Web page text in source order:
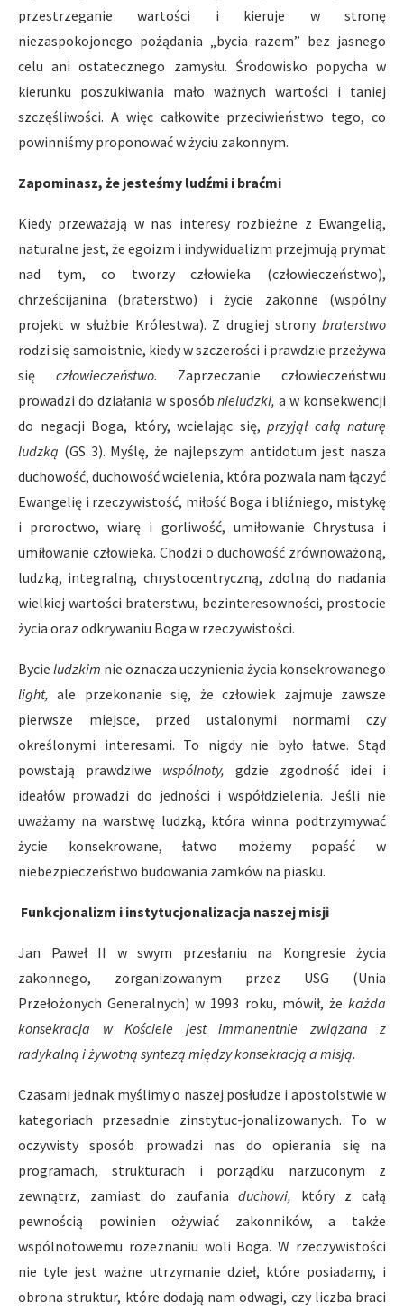
przestrzeganie wartości i kieruje w stronę
niezaspokojonego pożądania „bycia razem” bez jasnego
celu ani ostatecznego zamysłu. Środowisko popycha w
kierunku poszukiwania mało ważnych wartości i taniej
szczęśliwości. A więc całkowite przeciwieństwo tego, co
powinniśmy proponować w życiu zakonnym.
Zapominasz, że jesteśmy ludźmi i braćmi
Kiedy przeważają w nas interesy rozbieżne z Ewangelią,
naturalne jest, że egoizm i indywidualizm przejmują prymat
nad tym, co tworzy człowieka (człowieczeństwo),
chrześcijanina (braterstwo) i życie zakonne (wspólny
projekt w służbie Królestwa). Z drugiej strony braterstwo
rodzi się samoistnie, kiedy w szczerości i prawdzie przeżywa
się człowieczeństwo. Zaprzeczanie człowieczeństwu
prowadzi do działania w sposóbnieludzki,a w konsekwencji
do negacji Boga, który, wcielając się, przyjął całą naturę
ludzką (GS 3). Myślę, że najlepszym antidotum jest nasza
duchowość, duchowość wcielenia, która pozwala nam łączyć
Ewangelię i rzeczywistość, miłość Boga i bliźniego, mistykę
i proroctwo, wiarę i gorliwość, umiłowanie Chrystusa i
umiłowanie człowieka. Chodzi o duchowość zrównoważoną,
ludzką, integralną, chrystocentryczną, zdolną do nadania
wielkiej wartości braterstwu, bezinteresowności, prostocie
życia oraz odkrywaniu Boga w rzeczywistości.
Bycie ludzkim nie oznacza uczynienia życia konsekrowanego
light,ale przekonanie się, że człowiek zajmuje zawsze
pierwsze miejsce, przed ustalonymi normami czy
określonymi interesami. To nigdy nie było łatwe. Stąd
powstają prawdziwe wspólnoty, gdzie zgodność idei i
ideałów prowadzi do jedności i współdzielenia. Jeśli nie
uważamy na warstwę ludzką, która winna podtrzymywać
życie konsekrowane, łatwo możemy popaść w
niebezpieczeństwo budowania zamków na piasku.
Funkcjonalizm i instytucjonalizacja naszej misji
Jan Paweł II w swym przesłaniu na Kongresie życia
zakonnego, zorganizowanym przez USG (Unia
Przełożonych Generalnych) w 1993 roku, mówił, że każda
konsekracja w Kościele jest immanentnie związana z
radykalną i żywotną syntezą między konsekracją a misją.
Czasami jednak myślimy o naszej posłudze i apostolstwie w
kategoriach przesadnie zinstytuc-jonalizowanych. To w
oczywisty sposób prowadzi nas do opierania się na
programach, strukturach i porządku narzuconym z
zewnątrz, zamiast do zaufaniaduchowi, który z całą
pewnością powinien ożywiać zakonników, a także
wspólnotowemu rozeznaniu woli Boga. W rzeczywistości
nie tyle jest ważne utrzymanie dzieł, które posiadamy, i
obrona struktur, które dodają nam odwagi, czy liczba braci